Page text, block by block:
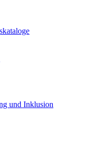
und Inklusion